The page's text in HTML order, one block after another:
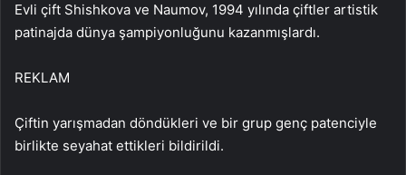
Evli çift Shishkova ve Naumov, 1994 yılında çiftler artistik
patinajda dünya şampiyonluğunu kazanmışlardı.
REKLAM
Çiftin yarışmadan döndükleri ve bir grup genç patenciyle
birlikte seyahat ettikleri bildirildi.